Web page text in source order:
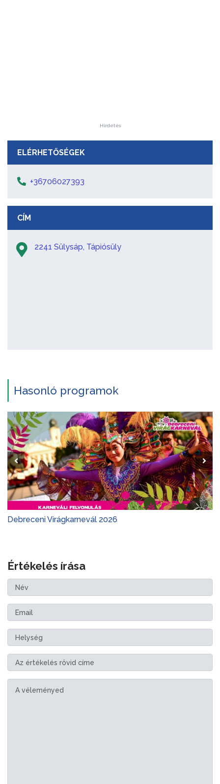
Hirdetés
ELÉRHETŐSÉGEK
+36706027393
CÍM
2241 Sülysáp, Tápiósüly
Hasonló programok
Debreceni Virágkarnevál 2026
Értékelés írása